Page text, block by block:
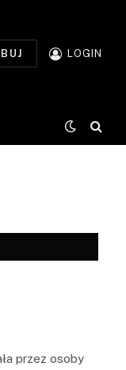
LOGIN
przez osoby